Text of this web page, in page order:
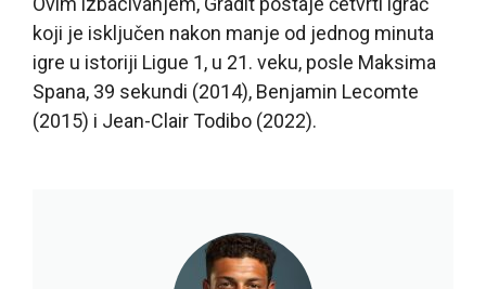
koji je isključen nakon manje od jednog minuta
igre u istoriji Ligue 1, u 21. veku, posle Maksima
Spana, 39 sekundi (2014), Benjamin Lecomte
(2015) i Jean-Clair Todibo (2022).